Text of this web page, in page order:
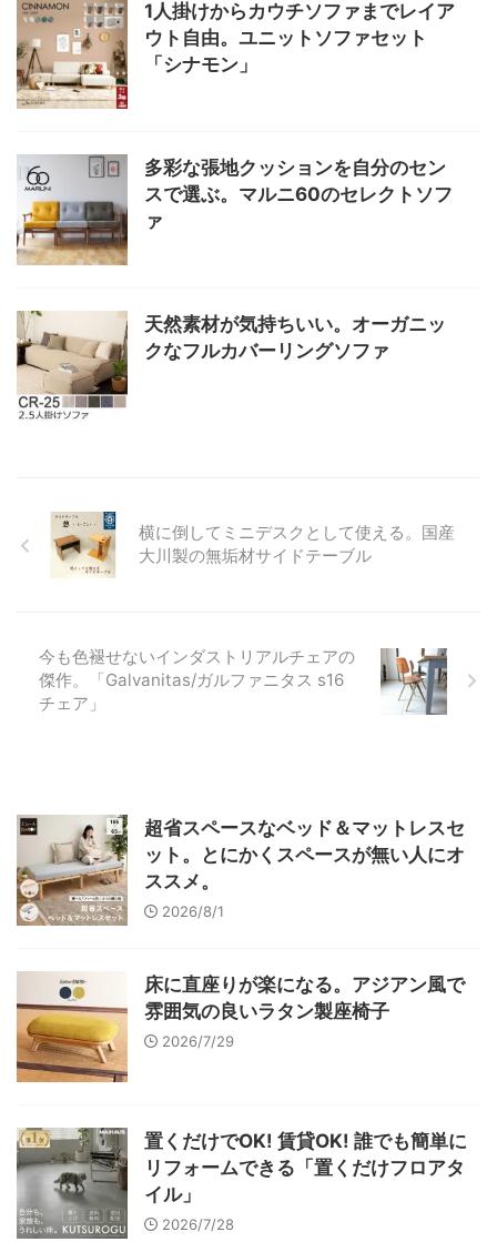
1人掛けからカウチソファまでレイア
ウト自由。ユニットソファセット
「シナモン」
多彩な張地クッションを自分のセン
スで選ぶ。マルニ60のセレクトソフ
ァ
天然素材が気持ちいい。オーガニッ
クなフルカバーリングソファ
横に倒してミニデスクとして使える。国産
大川製の無垢材サイドテーブル
今も色褪せないインダストリアルチェアの
傑作。「Galvanitas/ガルファニタス s16
チェア」
超省スペースなベッド＆マットレスセ
ット。とにかくスペースが無い人にオ
ススメ。
2026/8/1
床に直座りが楽になる。アジアン風で
雰囲気の良いラタン製座椅子
2026/7/29
置くだけでOK! 賃貸OK! 誰でも簡単に
リフォームできる「置くだけフロアタ
イル」
2026/7/28